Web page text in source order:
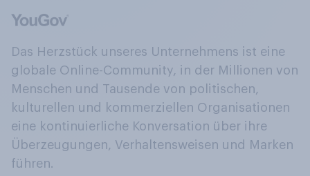
Das Herzstück unseres Unternehmens ist eine
globale Online-Community, in der Millionen von
Menschen und Tausende von politischen,
kulturellen und kommerziellen Organisationen
eine kontinuierliche Konversation über ihre
Überzeugungen, Verhaltensweisen und Marken
führen.